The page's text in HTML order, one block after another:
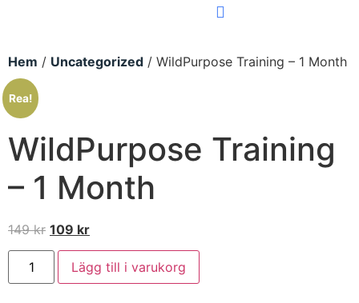
Hem / Uncategorized / WildPurpose Training – 1 Month
Rea!
WildPurpose Training
– 1 Month
149kr 109 kr
Lägg till i varukorg